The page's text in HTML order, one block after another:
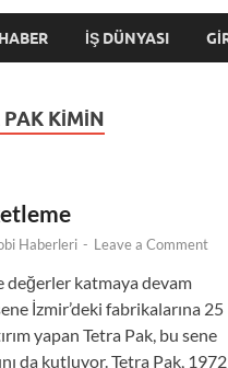
HABER İŞ DÜNYASI
KIMIN
Haberleri - Leave a Comment
değerler katmaya devam
İzmir’deki fabrikalarına 25
yapan Tetra Pak, bu sene
da kutluyor. Tetra Pak, 1972